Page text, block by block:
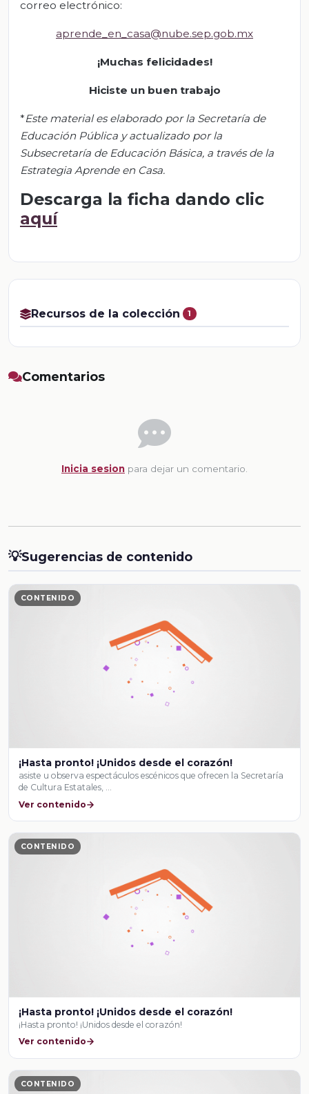
correo electrónico:
aprende_en_casa@nube.sep.gob.mx
¡Muchas felicidades!
Hiciste un buen trabajo
*Este material es elaborado por la Secretaría de
Educación Pública y actualizado por la
Subsecretaría de Educación Básica, a través de la
Estrategia Aprende en Casa.
Descarga la ficha dando clic
aquí
Recursos de la colección 1
Comentarios
Inicia sesion para dejar un comentario.
💡Sugerencias de contenido
CONTENIDO
¡Hasta pronto! ¡Unidos desde el corazón!
asiste u observa espectáculos escénicos que ofrecen la Secretaría
de Cultura Estatales, …
Ver contenido
CONTENIDO
¡Hasta pronto! ¡Unidos desde el corazón!
¡Hasta pronto! ¡Unidos desde el corazón!
Ver contenido
CONTENIDO